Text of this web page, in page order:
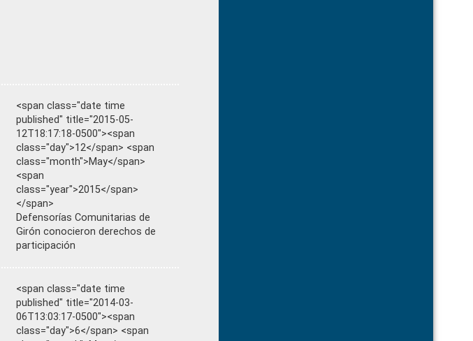
<span class="date time
published" title="2015-05-
12T18:17:18-0500"><span
class="day">12</span> <span
class="month">May</span>
<span
class="year">2015</span>
</span>
Defensorías Comunitarias de
Girón conocieron derechos de
participación
<span class="date time
published" title="2014-03-
06T13:03:17-0500"><span
class="day">6</span> <span